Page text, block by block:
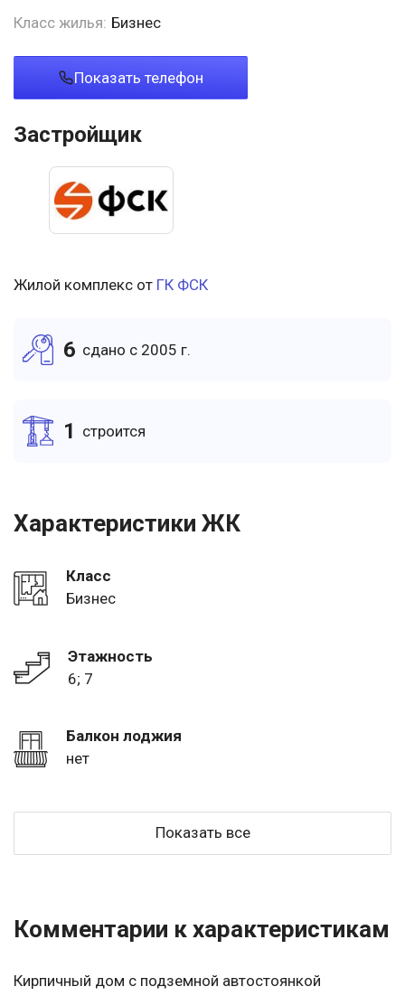
Класс жилья: Бизнес
Показать телефон
Застройщик
Жилой комплекс от ГК ФСК
6 cдано c 2005 г.
1 cтроится
Характеристики ЖК
Класс
Бизнес
Этажность
6; 7
Балкон лоджия
нет
Показать все
Комментарии к характеристикам
Кирпичный дом с подземной автостоянкой